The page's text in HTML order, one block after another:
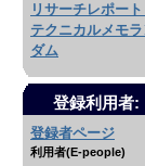
リサーチレポート
テクニカルメモ
ダム
登録利用者:
登録者ページ
利用者(E-people)